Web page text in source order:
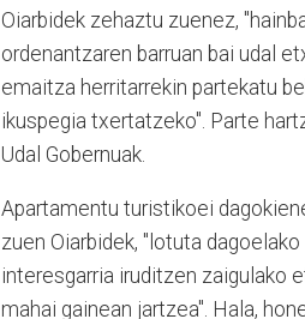
Oiarbidek zehaztu zuenez,
ordenantzaren barruan bai udal
emaitza herritarrekin partekatu
ikuspegia txertatzeko". Parte
Udal Gobernuak.
Apartamentu turistikoei
zuen Oiarbidek, "lotuta
interesgarria iruditzen zaigulako
mahai gainean jartzea". Hala,